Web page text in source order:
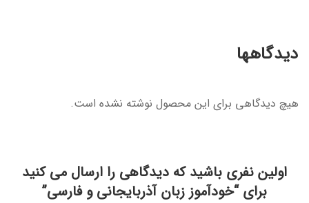
دیدگاهها
هیچ دیدگاهی برای این محصول نوشته نشده است.
اولین نفری باشید که دیدگاهی را ارسال می کنید
برای “خودآموز زبان آذربایجانی و فارسی”